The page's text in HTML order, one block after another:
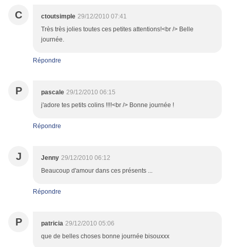
C ctoutsimple 29/12/2010 07:41
Très très jolies toutes ces petites attentions!<br /> Belle
journée.
Répondre
P pascale 29/12/2010 06:15
j'adore tes petits colins !!!!<br /> Bonne journée !
Répondre
J Jenny 29/12/2010 06:12
Beaucoup d'amour dans ces présents ...
Répondre
P patricia 29/12/2010 05:06
que de belles choses bonne journée bisouxxx